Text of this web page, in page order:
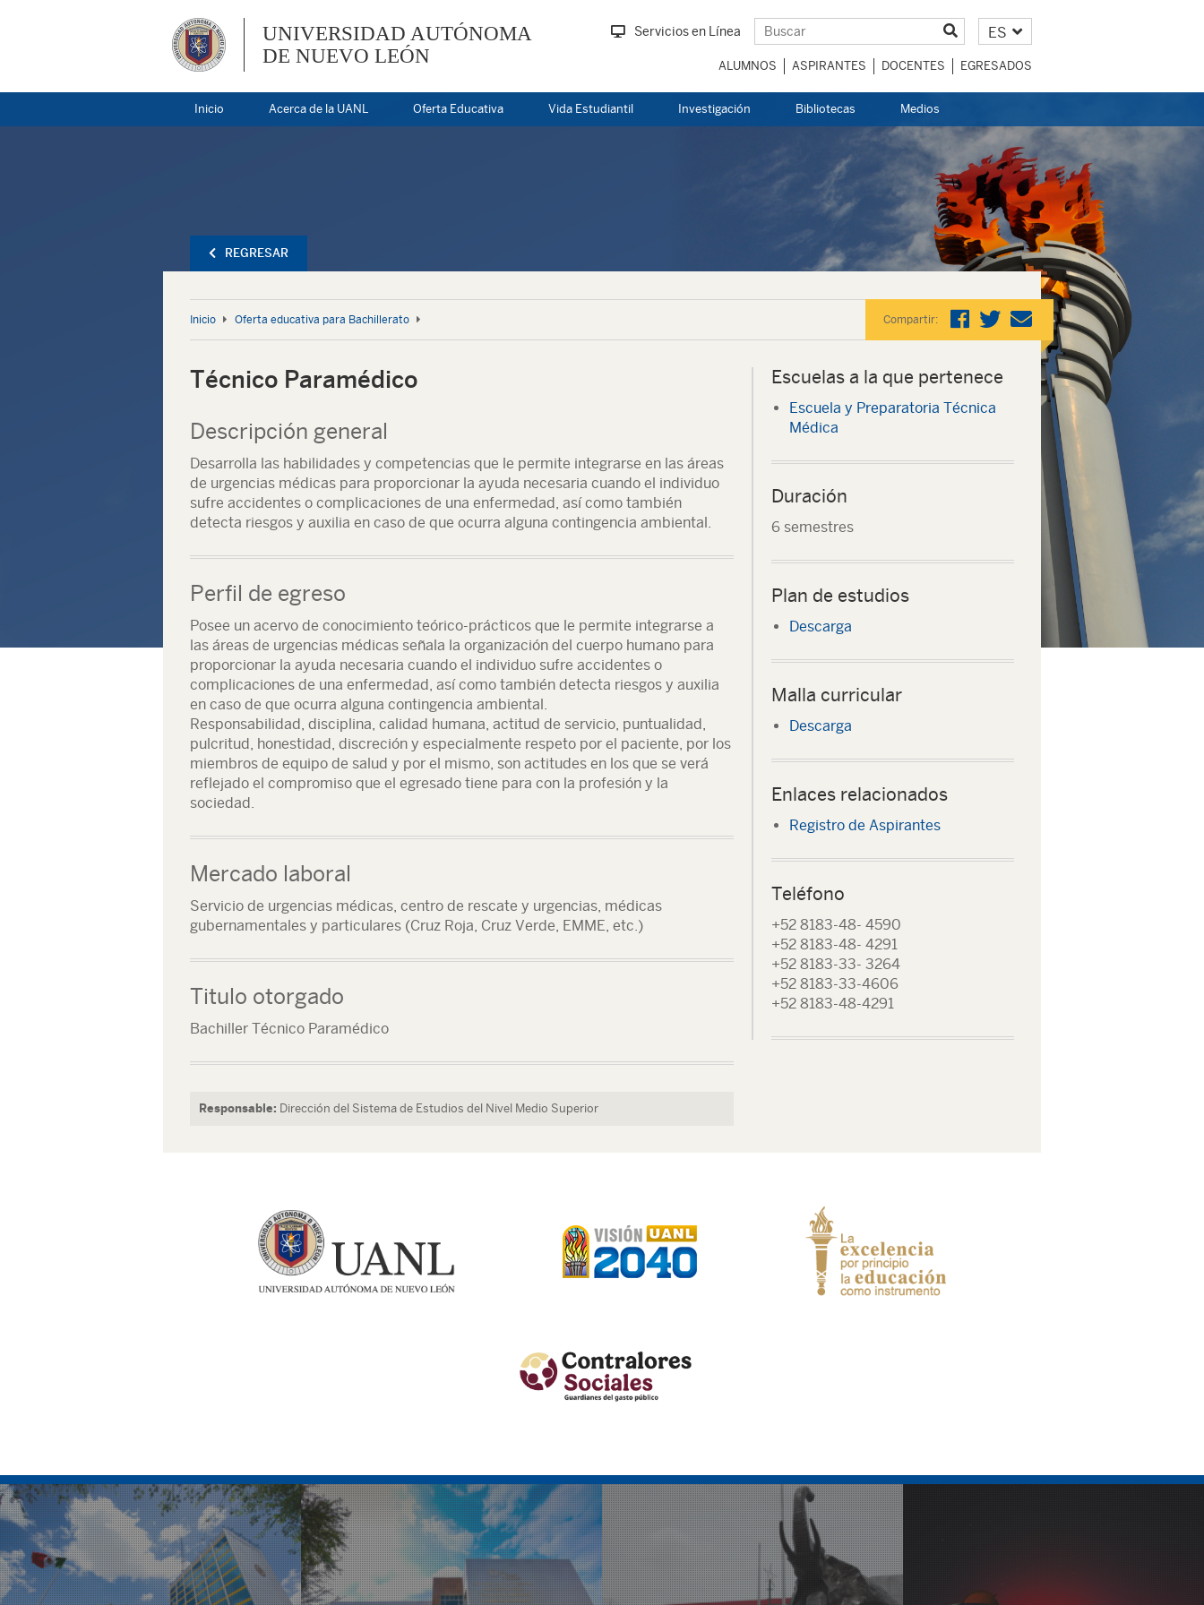
UNIVERSIDAD AUTÓNOMA
DE NUEVO LEÓN
Servicios en Línea ES
ALUMNOS ASPIRANTES DOCENTES EGRESADOS
Inicio Acerca de la UANL Oferta Educativa Vida Estudiantil Investigación Bibliotecas Medios
REGRESAR
Inicio Oferta educativa para Bachillerato Compartir:
Técnico Paramédico
Descripción general
Desarrolla las habilidades y competencias que le permite integrarse en las áreas
de urgencias médicas para proporcionar la ayuda necesaria cuando el individuo
sufre accidentes o complicaciones de una enfermedad, así como también
detecta riesgos y auxilia en caso de que ocurra alguna contingencia ambiental.
Perfil de egreso
Posee un acervo de conocimiento teórico-prácticos que le permite integrarse a
las áreas de urgencias médicas señala la organización del cuerpo humano para
proporcionar la ayuda necesaria cuando el individuo sufre accidentes o
complicaciones de una enfermedad, así como también detecta riesgos y auxilia
en caso de que ocurra alguna contingencia ambiental.
Responsabilidad, disciplina, calidad humana, actitud de servicio, puntualidad,
pulcritud, honestidad, discreción y especialmente respeto por el paciente, por los
miembros de equipo de salud y por el mismo, son actitudes en los que se verá
reflejado el compromiso que el egresado tiene para con la profesión y la
sociedad.
Mercado laboral
Servicio de urgencias médicas, centro de rescate y urgencias, médicas
gubernamentales y particulares (Cruz Roja, Cruz Verde, EMME, etc.)
Titulo otorgado
Bachiller Técnico Paramédico
Responsable: Dirección del Sistema de Estudios del Nivel Medio Superior
Escuelas a la que pertenece
Escuela y Preparatoria Técnica
Médica
Duración
6 semestres
Plan de estudios
Descarga
Malla curricular
Descarga
Enlaces relacionados
Registro de Aspirantes
Teléfono
+52 8183-48- 4590
+52 8183-48- 4291
+52 8183-33- 3264
+52 8183-33-4606
+52 8183-48-4291